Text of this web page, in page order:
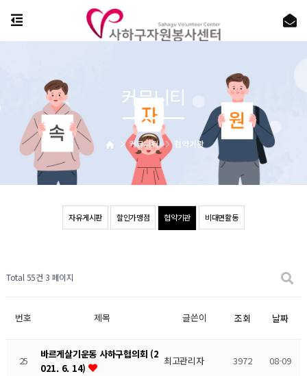
자유게시판 할인가맹점 협약기관 비대면활동
커뮤니티 협약기관
커뮤니티
Total 55건 3 페이지
번호 제목 글쓴이 조회 날짜
25
바르게살기운동 사하구협의회 (2
021. 6. 14)
최고관리자 3972 08-09